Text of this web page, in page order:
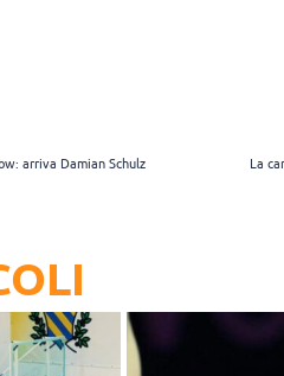
arriva Damian Schulz La